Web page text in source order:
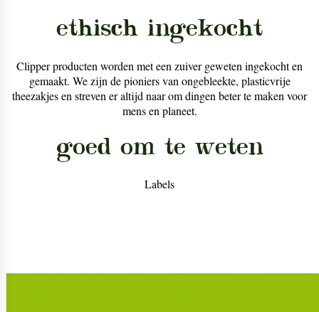
ethisch ingekocht
Clipper producten worden met een zuiver geweten ingekocht en
gemaakt. We zijn de pioniers van ongebleekte, plasticvrije
theezakjes en streven er altijd naar om dingen beter te maken voor
mens en planeet.
goed om te weten
Labels